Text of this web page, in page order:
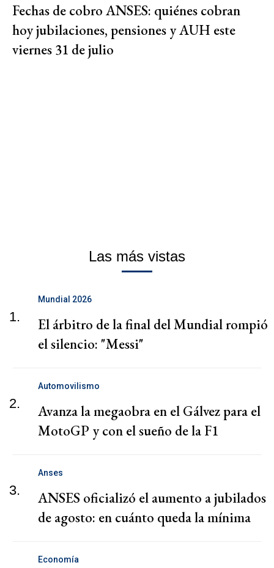
Fechas de cobro ANSES: quiénes cobran
hoy jubilaciones, pensiones y AUH este
viernes 31 de julio
Las más vistas
1.
Mundial 2026
El árbitro de la final del Mundial rompió
el silencio: "Messi"
2.
Automovilismo
Avanza la megaobra en el Gálvez para el
MotoGP y con el sueño de la F1
3.
Anses
ANSES oficializó el aumento a jubilados
de agosto: en cuánto queda la mínima
Economía